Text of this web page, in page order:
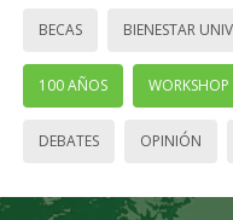
BECAS BIENESTAR
100 AÑOS WORKSHOP
DEBATES OPINIÓN